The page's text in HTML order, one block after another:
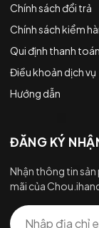
Chính sách đổi trả
Chính sách kiểm
Qui định thanh toán
Điều khoản dịch vụ
Hướng dẫn
ĐĂNG KÝ
Nhận thông tin
mãi của